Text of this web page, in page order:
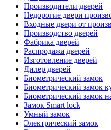
Производители дверей
Недорогие двери
Входные двери от
Производство дверей
Фабрика дверей
Распродажа дверей
Изготовление дверей
Дилер дверей
Биометрический замок
Биометрический замок
Биометрический замок
Замок Smart lock
Умный замок
Электрический замок